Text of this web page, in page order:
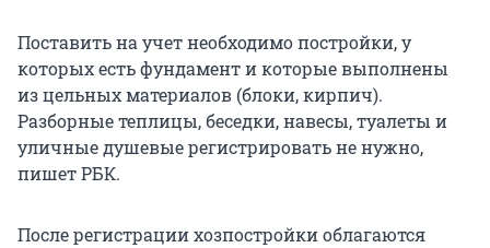
Поставить на учет необходимо постройки, у
которых есть фундамент и которые выполнены
из цельных материалов (блоки, кирпич).
Разборные теплицы, беседки, навесы, туалеты и
уличные душевые регистрировать не нужно,
пишет РБК.
После регистрации хозпостройки облагаются